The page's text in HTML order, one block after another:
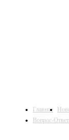
Главное
Вопрос-Ответ